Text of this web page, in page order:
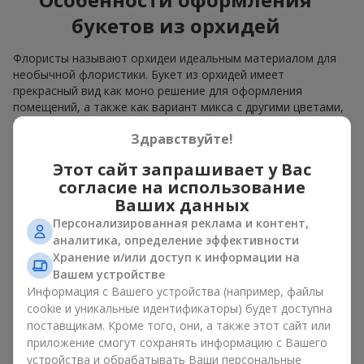
букетов из орхидей
Флористы называют орхидеи идеальным материалом для
необычной флористики. Букет из орхидей имеет
прекрасный вид как моно решение для оформления
помещений, а также как вариант микса с другими цветами,
который сохраняет свою выразительность в любом
Благодаря своей структуре орхидея позволяет создавать
композиции в классическом, минималистичном или
современном стиле. Букет из орхидей эффектно смотрится
как в камерных, так и в масштабных работах, а её
роскошные соцветия легко становятся центральным
элементом композиции. В зависимости от оформления и
сорта растений различается и цена на орхидеи. Учитывайте
это, прежде чем заказать букет из орхидей.
Кому дарят орхидеи?
Букет из орхидей универсален и может подойти любому. Их
Здравствуйте!
Этот сайт запрашивает у Вас
согласие на использование
Ваших данных
Персонализированная реклама и контент,
аналитика, определение эффективности
Хранение и/или доступ к информации на
Вашем устройстве
Информация с Вашего устройства (например, файлы
cookie и уникальные идентификаторы) будет доступна
поставщикам. Кроме того, они, а также этот сайт или
приложение смогут сохранять информацию с Вашего
устройства и обрабатывать Ваши персональные